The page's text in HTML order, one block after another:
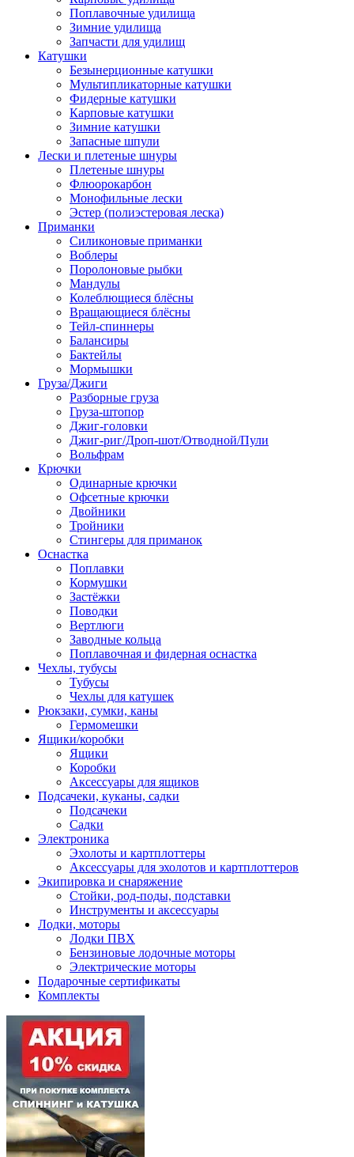
Поплавочные удилища
Зимние удилища
Запчасти для удилищ
Катушки
Безынерционные катушки
Мультипликаторные катушки
Фидерные катушки
Карповые катушки
Зимние катушки
Запасные шпули
Лески и плетеные шнуры
Плетеные шнуры
Флюорокарбон
Монофильные лески
Эстер (полиэстеровая леска)
Приманки
Силиконовые приманки
Воблеры
Поролоновые рыбки
Мандулы
Колеблющиеся блёсны
Вращающиеся блёсны
Тейл-спиннеры
Балансиры
Бактейлы
Мормышки
Груза/Джиги
Разборные груза
Груза-штопор
Джиг-головки
Джиг-риг/Дроп-шот/Отводной/Пули
Вольфрам
Крючки
Одинарные крючки
Офсетные крючки
Двойники
Тройники
Стингеры для приманок
Оснастка
Поплавки
Кормушки
Застёжки
Поводки
Вертлюги
Заводные кольца
Поплавочная и фидерная оснастка
Чехлы, тубусы
Тубусы
Чехлы для катушек
Рюкзаки, сумки, каны
Гермомешки
Ящики/коробки
Ящики
Коробки
Аксессуары для ящиков
Подсачеки, куканы, садки
Подсачеки
Садки
Электроника
Эхолоты и картплоттеры
Аксессуары для эхолотов и картплоттеров
Экипировка и снаряжение
Стойки, род-поды, подставки
Инструменты и аксессуары
Лодки, моторы
Лодки ПВХ
Бензиновые лодочные моторы
Электрические моторы
Подарочные сертификаты
Комплекты